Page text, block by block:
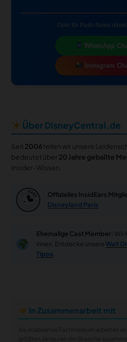
Oder für Push-News
WhatsApp
Instagram
Über DisneyCentral.de
Seit 2006teilen wir unsere
bedeutet über 20 Jahre geballte
Insider-Wissen.
Offizielles InsidEars
Disneyland Paris
Ehemalige Cast Member: Wir
innen. Entdecke unsere Walt
Tipps
In Zusammenarbeit mit